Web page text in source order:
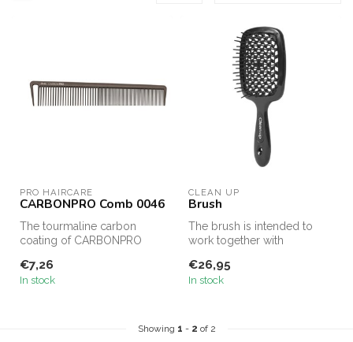
PRO HAIRCARE
CARBONPRO Comb 0046
The tourmaline carbon
coating of CARBONPRO
for detan...
€7,26
In stock
CLEAN UP
Brush
The brush is intended to
work together with
be easil...
€26,95
In stock
Showing 1 - 2 of 2